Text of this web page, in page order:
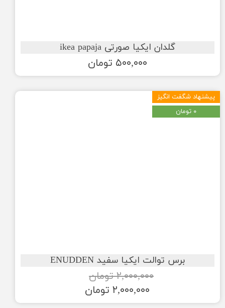
گلدان ایکیا صورتی ikea papaja
۵۰۰,۰۰۰ تومان
برس توالت ایکیا سفید ENUDDEN
۲,۰۰۰,۰۰۰ تومان
۲,۰۰۰,۰۰۰ تومان
پیشنهاد شگفت انگیز
۰ تومان